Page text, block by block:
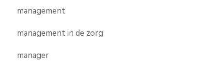
management
management in de zorg
manager